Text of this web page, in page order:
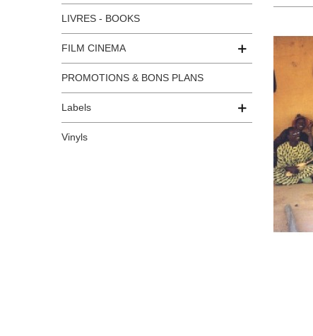
LIVRES - BOOKS
FILM CINEMA
PROMOTIONS & BONS PLANS
Labels
Vinyls